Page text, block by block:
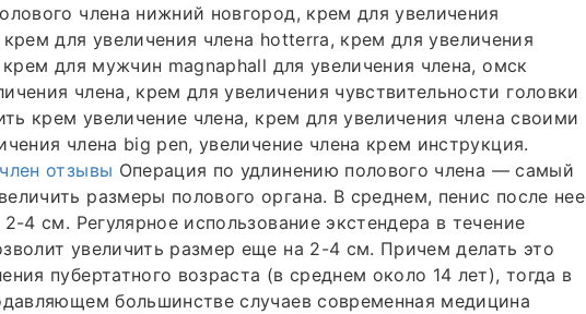
члена нижний новгород, крем для увеличения
для увеличения члена hotterra, крем для увеличения
крем для мужчин magnaphall для увеличения члена, омск
члена, крем для увеличения чувствительности головки
крем увеличение члена, крем для увеличения члена своими
члена big pen, увеличение члена крем инструкция.
отзывы Операция по удлинению полового члена — самый
размеры полового органа. В среднем, пенис после нее
4 см. Регулярное использование экстендера в течение
увеличить размер еще на 2-4 см. Причем делать это
пубертатного возраста (в среднем около 14 лет), тогда в
большинстве случаев современная медицина